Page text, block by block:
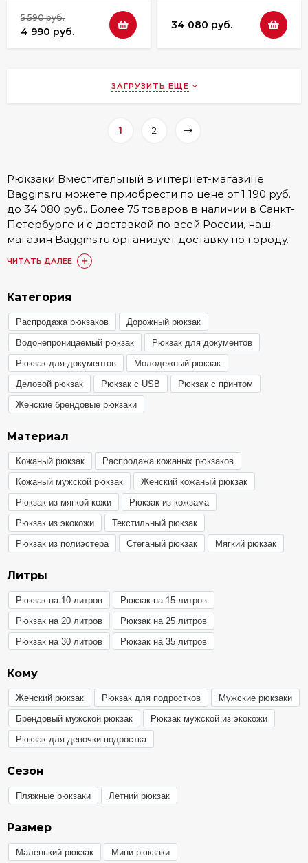
5 590 руб.
4 990 руб.
34 080 руб.
ЗАГРУЗИТЬ ЕЩЕ
1 2
Рюкзаки Вместительный в интернет-магазине
Baggins.ru можете приобрести по цене от 1 190 руб.
до 34 080 руб.. Более 75 товаров в наличии в Санкт-
Петербурге и с доставкой по всей России, наш
магазин Baggins.ru организует доставку по городу.
Подробные условия доставки, а также стоимость
доступна в разделе
Купить Рюкзаки Вместительный можно онлайн на
сайте. Также доступен заказ по номеру телефона 8
(800) 511-35-52 или в одном из 15 наших магазинов.
Наши постоянные покупатели по достоинству
оценили товары категории Рюкзаки Вместительный,
они оставили более 1748 отзывов, с которыми вы
можете ознакомиться в товарах или разделе
«Отзывы».
сертифицирован, ознакомиться с гарантией вы
можете в разделеГарантия и брак.
ЧИТАТЬ ДАЛЕЕ
Категория
Распродажа рюкзаков
Дорожный рюкзак
Водонепроницаемый рюкзак
Рюкзак для документов
Рюкзак для документов
Молодежный рюкзак
Деловой рюкзак
Рюкзак с USB
Рюкзак с принтом
Женские брендовые рюкзаки
Материал
Кожаный рюкзак
Распродажа кожаных рюкзаков
Кожаный мужской рюкзак
Женский кожаный рюкзак
Рюкзак из мягкой кожи
Рюкзак из кожзама
Рюкзак из экокожи
Текстильный рюкзак
Рюкзак из полиэстера
Стеганый рюкзак Мягкий рюкзак
Литры
Рюкзак на 10 литров
Рюкзак на 15 литров
Рюкзак на 20 литров
Рюкзак на 25 литров
Рюкзак на 30 литров
Рюкзак на 35 литров
Кому
Женский рюкзак Рюкзак для подростков
Мужские рюкзаки
Брендовый мужской рюкзак
Рюкзак мужской из экокожи
Рюкзак для девочки подростка
Сезон
Пляжные рюкзаки Летний рюкзак
Размер
Маленький рюкзак Мини рюкзаки